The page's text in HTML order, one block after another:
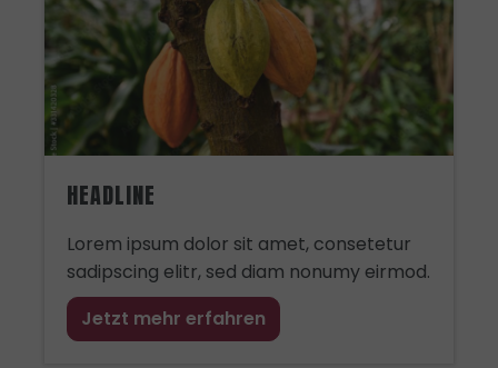
HEADLINE
Lorem ipsum dolor sit amet, consetetur
sadipscing elitr, sed diam nonumy eirmod.
Jetzt mehr erfahren